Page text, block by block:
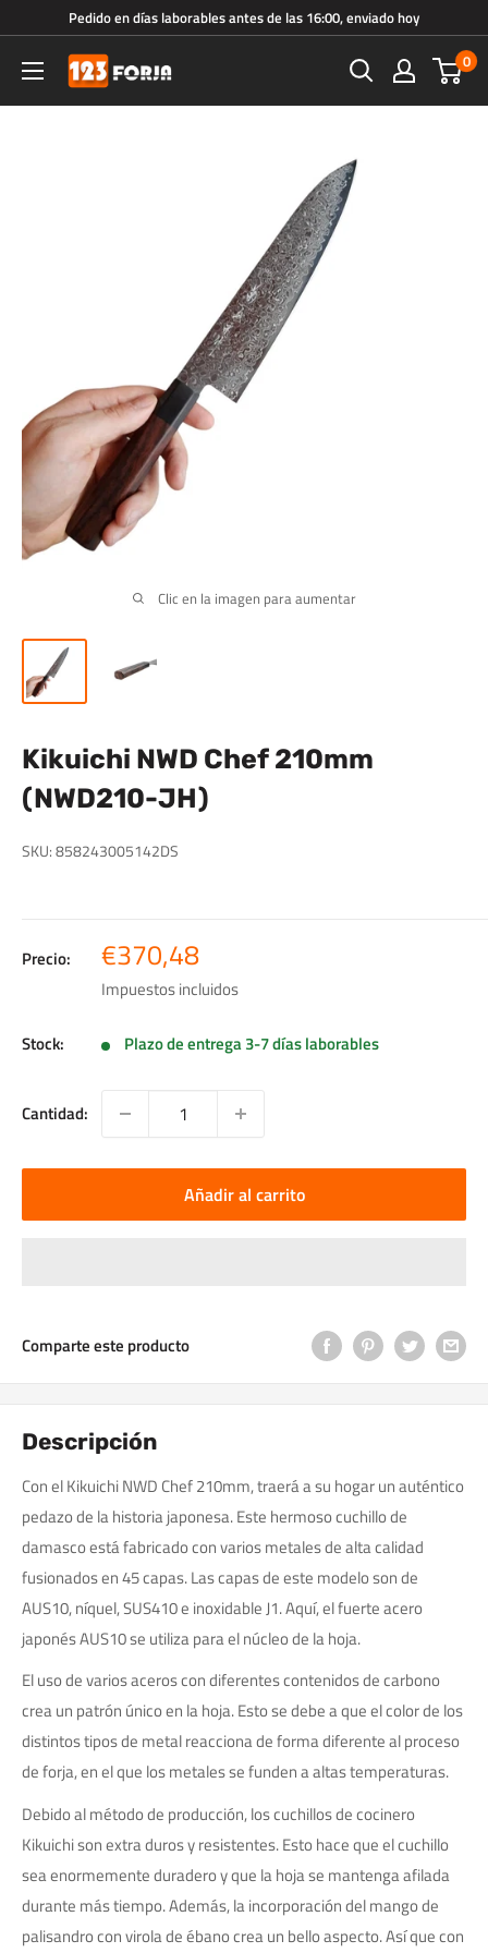
directamente
contenido
Pedido en días laborables antes de las 16:00, enviado hoy
123forja.es 0
Clic en la imagen para aumentar
Kikuichi NWD Chef 210mm
(NWD210-JH)
SKU:858243005142DS
Precio: Precio
de
venta
€370,48
Impuestos incluidos
Stock: Plazo de entrega 3-7 días laborables
Cantidad:
Añadir al carrito
Comparte este producto
Descripción
Con el Kikuichi NWD Chef 210mm, traerá a su hogar un auténtico
pedazo de la historia japonesa. Este hermoso cuchillo de
damasco está fabricado con varios metales de alta calidad
fusionados en 45 capas. Las capas de este modelo son de
AUS10, níquel, SUS410 e inoxidable J1. Aquí, el fuerte acero
japonés AUS10 se utiliza para el núcleo de la hoja.
El uso de varios aceros con diferentes contenidos de carbono
crea un patrón único en la hoja. Esto se debe a que el color de los
distintos tipos de metal reacciona de forma diferente al proceso
de forja, en el que los metales se funden a altas temperaturas.
Debido al método de producción, los cuchillos de cocinero
Kikuichi son extra duros y resistentes. Esto hace que el cuchillo
sea enormemente duradero y que la hoja se mantenga afilada
durante más tiempo. Además, la incorporación del mango de
palisandro con virola de ébano crea un bello aspecto. Así que con